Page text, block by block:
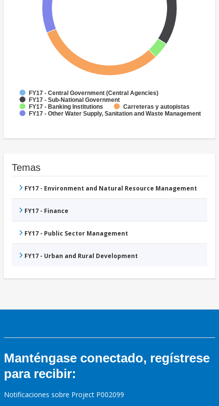
FY17 - Central Government (Central Agencies)
FY17 - Sub-National Government
FY17 - Banking Institutions
Carreteras y autopistas
FY17 - Other Water Supply, Sanitation and Waste Management
Temas
FY17 - Environment and Natural Resource Management
FY17 - Finance
FY17 - Public Sector Management
FY17 - Urban and Rural Development
Manténgase conectado, regístrese
para recibir:
Notificaciones sobre Project P002099